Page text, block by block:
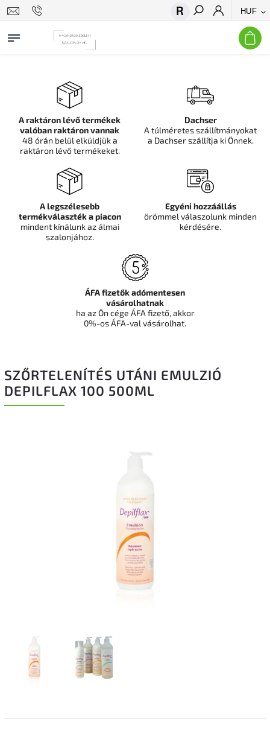
HUF
Keresés
SZŐRTELENÍTÉS UTÁNI EMULZIÓ
DEPILFLAX 100 500ML
A raktáron lévő termékek
valóban raktáron vannak
48 órán belül elküldjük a
raktáron lévő termékeket.
Dachser
A túlméretes szállítmányokat
a Dachser szállítja ki Önnek.
A legszélesebb
termékválaszték a piacon
mindent kínálunk az álmai
szalonjához.
Egyéni hozzáállás
örömmel válaszolunk minden
kérdésére.
ÁFA fizetők adómentesen
vásárolhatnak
ha az Ön cége ÁFA fizető, akkor
0%-os ÁFA-val vásárolhat.